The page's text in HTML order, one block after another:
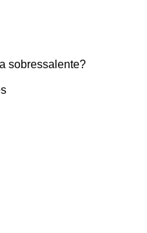
sobressalente?